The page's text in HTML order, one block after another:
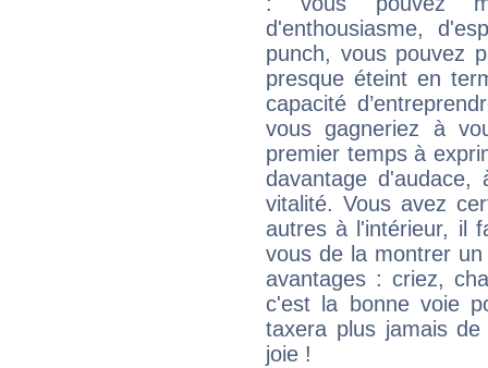
d'enthousiasme,
punch, vous pouvez
presque éteint en
capacité
vous gagneriez à
premier temps à
davantage
vitalité. Vous avez
autres à l'intérieur, il
vous de la montrer
avantages : criez,
c'est la bonne voie
taxera plus jamais
joie !